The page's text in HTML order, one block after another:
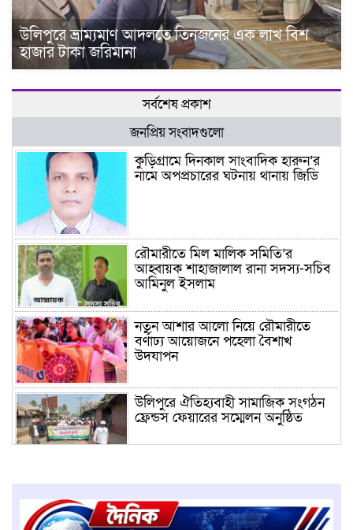
উলিপুরে ভ্রাম্যমাণ আদলতে তিনজনের এক লাখ বিশ
হাজার টাকা জরিমানা
সর্বশেষ প্রকাশ
জনপ্রিয় সংবাদগুলো
কুড়িগ্রামে দিনকাল সাংবাদিক হারুন’র
নামে অপপ্রচারের ঘটনায় থানায় জিডি
রৌমারীতে মিল মালিক সমিতি’র
আহ্বায়ক শাহাজালাল রানা সদস্য-সচিব
আমিনুল ইসলাম
নতুন আশার আলো নিয়ে রৌমারীতে
বর্ণাঢ্য আয়োজনে পহেলা বৈশাখ
উদযাপন
উলিপুরে ঐতিহ্যবাহী সামাজিক সংগঠন
ফ্রেন্ডস ফেয়ারের সম্মেলন অনুষ্ঠিত